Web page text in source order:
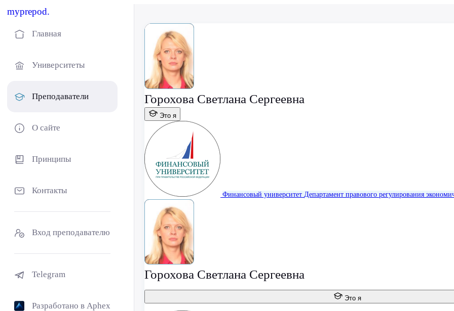
myprepod.
Главная
Университеты
Преподаватели
О сайте
Принципы
Контакты
Вход преподавателю
Telegram
Разработано в Aphex
Горохова Светлана Сергеевна
Это я
Финансовый университет Департамент правового регулирования
Горохова Светлана Сергеевна
Это я